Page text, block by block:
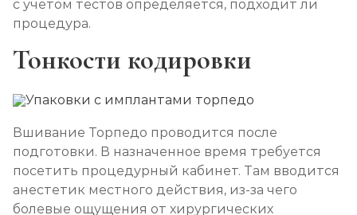
Лечение подросткового алкоголизма
Записаться
от 1 000 ₽/сеанс Записаться
с учетом тестов определяется, подходит ли
процедура.
Тонкости кодировки
Вшивание Торпедо проводится после
подготовки. В назначенное время требуется
посетить процедурный кабинет. Там вводится
анестетик местного действия, из-за чего
болевые ощущения от хирургических